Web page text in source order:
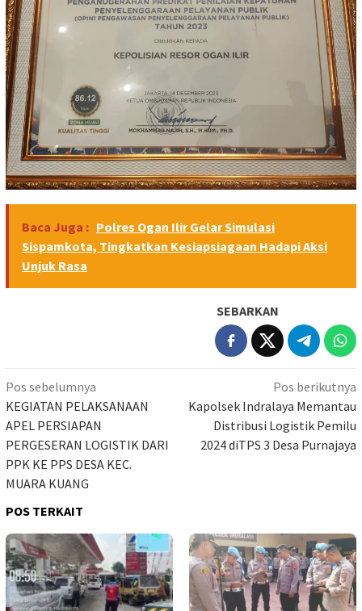
Baca Juga : Polres Ogan Ilir Gelar Simulasi
Sispamkota, Tingkatkan Kesiapsiagaan Hadapi Aksi
Unjuk Rasa
SEBARKAN
Navigasi
pos
Pos sebelumnya
KEGIATAN PELAKSANAAN
APEL PERSIAPAN
PERGESERAN LOGISTIK DARI
PPK KE PPS DESA KEC.
MUARA KUANG
Pos berikutnya
Kapolsek Indralaya Memantau
Distribusi Logistik Pemilu
2024 diTPS 3 Desa Purnajaya
POS TERKAIT